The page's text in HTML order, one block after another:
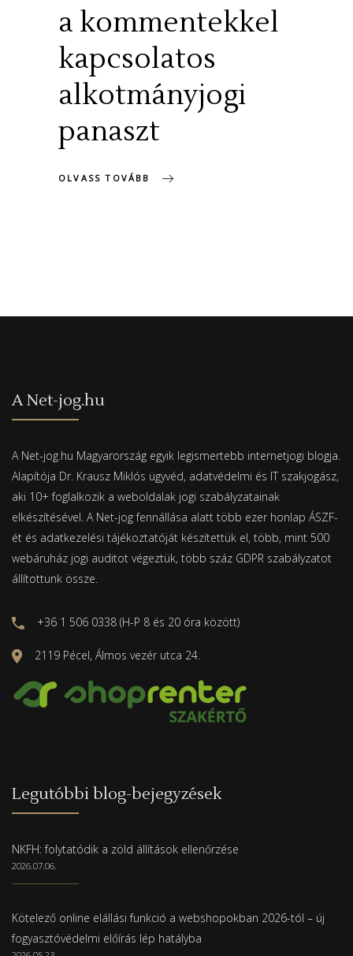
a kommentekkel
kapcsolatos
alkotmányjogi
panaszt
OLVASS TOVÁBB
A Net-jog.hu
A Net-jog.hu Magyarország egyik legismertebb internetjogi blogja.
Alapítója Dr. Krausz Miklós ügyvéd, adatvédelmi és IT szakjogász,
aki 10+ foglalkozik a weboldalak jogi szabályzatainak
elkészítésével. A Net-jog fennállása alatt több ezer honlap ÁSZF-
ét és adatkezelési tájékoztatóját készítettük el, több, mint 500
webáruház jogi auditot végeztük, több száz GDPR szabályzatot
állítottunk össze.
+36 1 506 0338 (H-P 8 és 20 óra között)
2119 Pécel, Álmos vezér utca 24.
Legutóbbi blog-bejegyzések
NKFH: folytatódik a zöld állítások ellenőrzése
2026.07.06.
Kötelező online elállási funkció a webshopokban 2026-tól – új
fogyasztóvédelmi előírás lép hatályba